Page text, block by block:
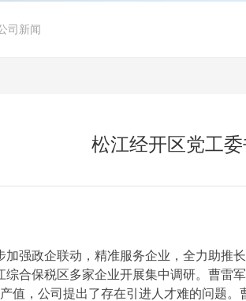
司新闻
松江经开区党工
加强政企联动，精准服务企业，全力助推
综合保税区多家企业开展集中调研。曹雷
值，公司提出了存在引进人才难的问题